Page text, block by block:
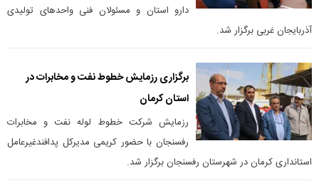
دارو استان و مسئولان فنی واحد‌های تولیدی
آذربایجان غربی برگزار شد.
برگزاری رزمایش خطوط نفت و مخابرات در
استان کرمان
رزمایش شرکت خطوط لوله نفت و مخابرات
رفسنجان با حضور کریمی مدیرکل پدافندغیرعامل
استانداری کرمان در شهرستان رفسنجان برگزار شد.